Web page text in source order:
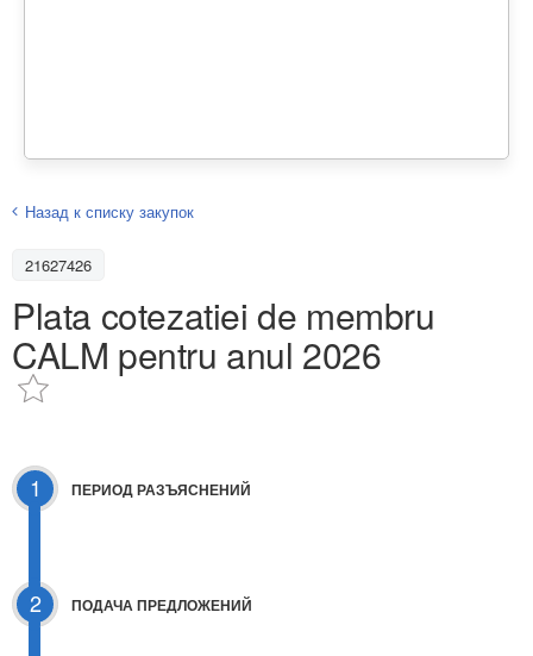
Назад к списку закупок
21627426
Plata cotezatiei de membru
CALM pentru anul 2026
1 ПЕРИОД РАЗЪЯСНЕНИЙ
2 ПОДАЧА ПРЕДЛОЖЕНИЙ